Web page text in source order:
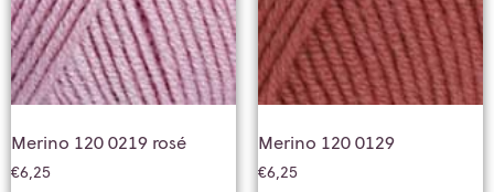
Merino 120 0219 rosé
€6,25
Merino 120 0129
€6,25